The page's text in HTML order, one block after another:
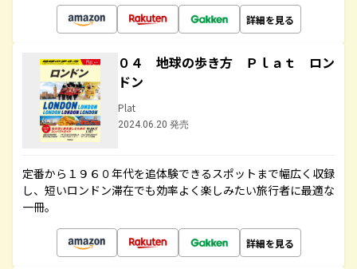
詳細を見る
０４ 地球の歩き方 Ｐｌａｔ ロン
ドン
Plat
2024.06.20 発売
定番から１９６０年代を追体験できるスポットまで幅広く収録
し、短いロンドン滞在でも効率よく楽しみたい旅行者に最適な
一冊。
詳細を見る